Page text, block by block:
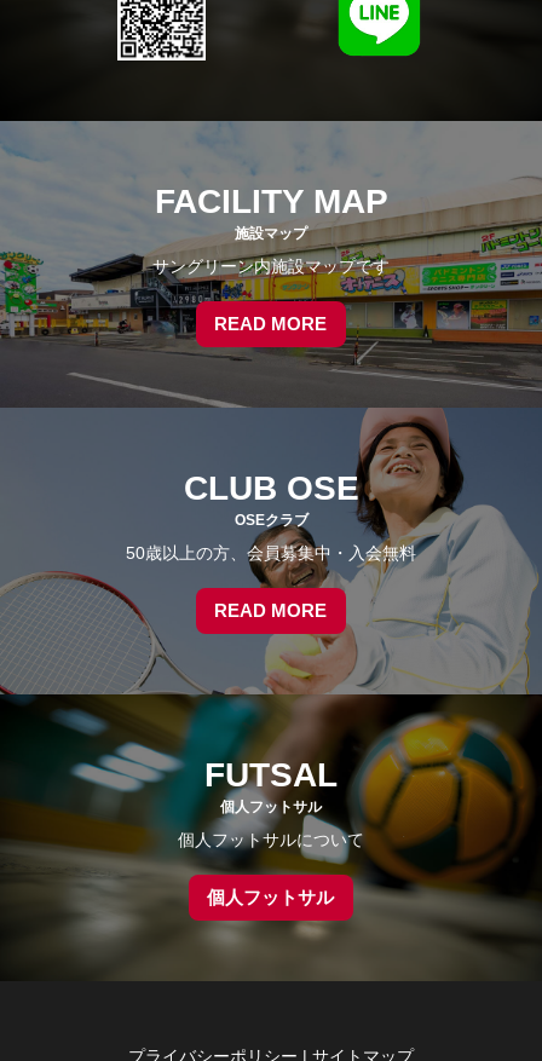
FACILITY MAP
施設マップ
サングリーン内施設マップです
READ MORE
CLUB OSE
OSEクラブ
50歳以上の方、会員募集中・入会無料
READ MORE
FUTSAL
個人フットサル
個人フットサルについて
個人フットサル
プライバシーポリシー | サイトマップ